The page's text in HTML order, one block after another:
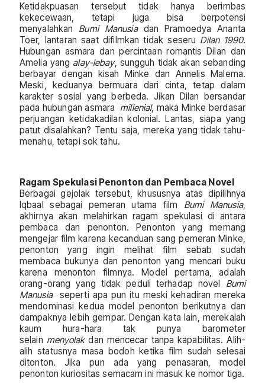
Ketidakpuasan tersebut tidak hanya berimbas
kekecewaan, tetapi juga bisa berpotensi
menyalahkan Bumi Manusiadan Pramoedya Ananta
Toer, lantaran saat difilmkan tidak seseru Dilan 1990.
Hubungan asmara dan percintaan romantis Dilan dan
Amelia yang alay-lebay, sungguh tidak akan sebanding
berbayar dengan kisah Minke dan Annelis Malema.
Meski, keduanya bermuara dari cinta, tetap dalam
karakter sosial yang berbeda. Jikan Dilan bersandar
pada hubungan asmara millenial, maka Minke berdasar
perjuangan ketidakadilan kolonial. Lantas, siapa yang
patut disalahkan? Tentu saja, mereka yang tidak tahu-
menahu, tetapi sok tahu.
Ragam Spekulasi Penonton dan Pembaca Novel
Berbagai gejolak tersebut, khususnya atas dipilihnya
Iqbaal sebagai pemeran utama film Bumi Manusia,
akhirnya akan melahirkan ragam spekulasi di antara
pembaca dan penonton. Penonton yang memang
mengejar film karena kecanduan sang pemeran Minke,
penonton yang ingin melihat film sebab sudah
membaca bukunya dan penonton yang mencari buku
karena menonton filmnya. Model pertama, adalah
orang-orang yang tidak peduli terhadap novel Bumi
Manusiaseperti apa pun itu meski kehadiran mereka
mendominasi kedua model penonton berikutnya dan
dampaknya lebih gempar. Dengan kata lain, merekalah
kaum hura-hara tak punya barometer
selain menyolakdan mencecar tanpa kapabilitas. Alih-
alih statusnya masa bodoh ketika film sudah selesai
ditonton. Jika pun ada yang penasaran, model
penonton kuriositas semacam ini masuk ke nomor tiga.